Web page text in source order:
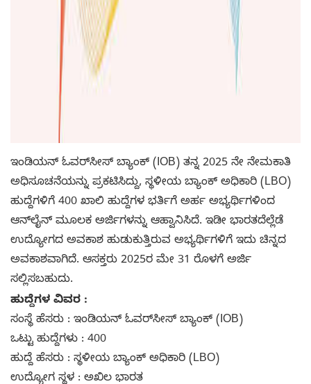
ಇಂಡಿಯನ್ ಓವರ್‌ಸೀಸ್ ಬ್ಯಾಂಕ್ (IOB) ತನ್ನ 2025 ನೇ ನೇಮಕಾತಿ
ಅಧಿಸೂಚನೆಯನ್ನು ಪ್ರಕಟಿಸಿದ್ದು, ಸ್ಥಳೀಯ ಬ್ಯಾಂಕ್ ಅಧಿಕಾರಿ (LBO)
ಹುದ್ದೆಗಳಿಗೆ 400 ಖಾಲಿ ಹುದ್ದೆಗಳ ಭರ್ತಿಗೆ ಅರ್ಹ ಅಭ್ಯರ್ಥಿಗಳಿಂದ
ಆನ್‌ಲೈನ್ ಮೂಲಕ ಅರ್ಜಿಗಳನ್ನು ಆಹ್ವಾನಿಸಿದೆ. ಇಡೀ ಭಾರತದೆಲ್ಲೆಡೆ
ಉದ್ಯೋಗದ ಅವಕಾಶ ಹುಡುಕುತ್ತಿರುವ ಅಭ್ಯರ್ಥಿಗಳಿಗೆ ಇದು ಚಿನ್ನದ
ಅವಕಾಶವಾಗಿದೆ. ಆಸಕ್ತರು 2025ರ ಮೇ 31 ರೊಳಗೆ ಅರ್ಜಿ
ಸಲ್ಲಿಸಬಹುದು.
ಹುದ್ದೆಗಳ ವಿವರ :
ಸಂಸ್ಥೆ ಹೆಸರು : ಇಂಡಿಯನ್ ಓವರ್‌ಸೀಸ್ ಬ್ಯಾಂಕ್ (IOB)
ಒಟ್ಟು ಹುದ್ದೆಗಳು : 400
ಹುದ್ದೆ ಹೆಸರು : ಸ್ಥಳೀಯ ಬ್ಯಾಂಕ್ ಅಧಿಕಾರಿ (LBO)
ಉದ್ಯೋಗ ಸ್ಥಳ : ಅಖಿಲ ಭಾರತ